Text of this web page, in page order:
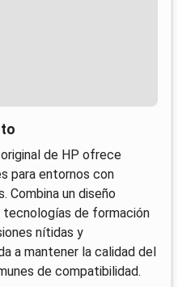
de HP ofrece
para entornos con
Combina un diseño
de formación
nítidas y
a mantener la calidad del
de compatibilidad.